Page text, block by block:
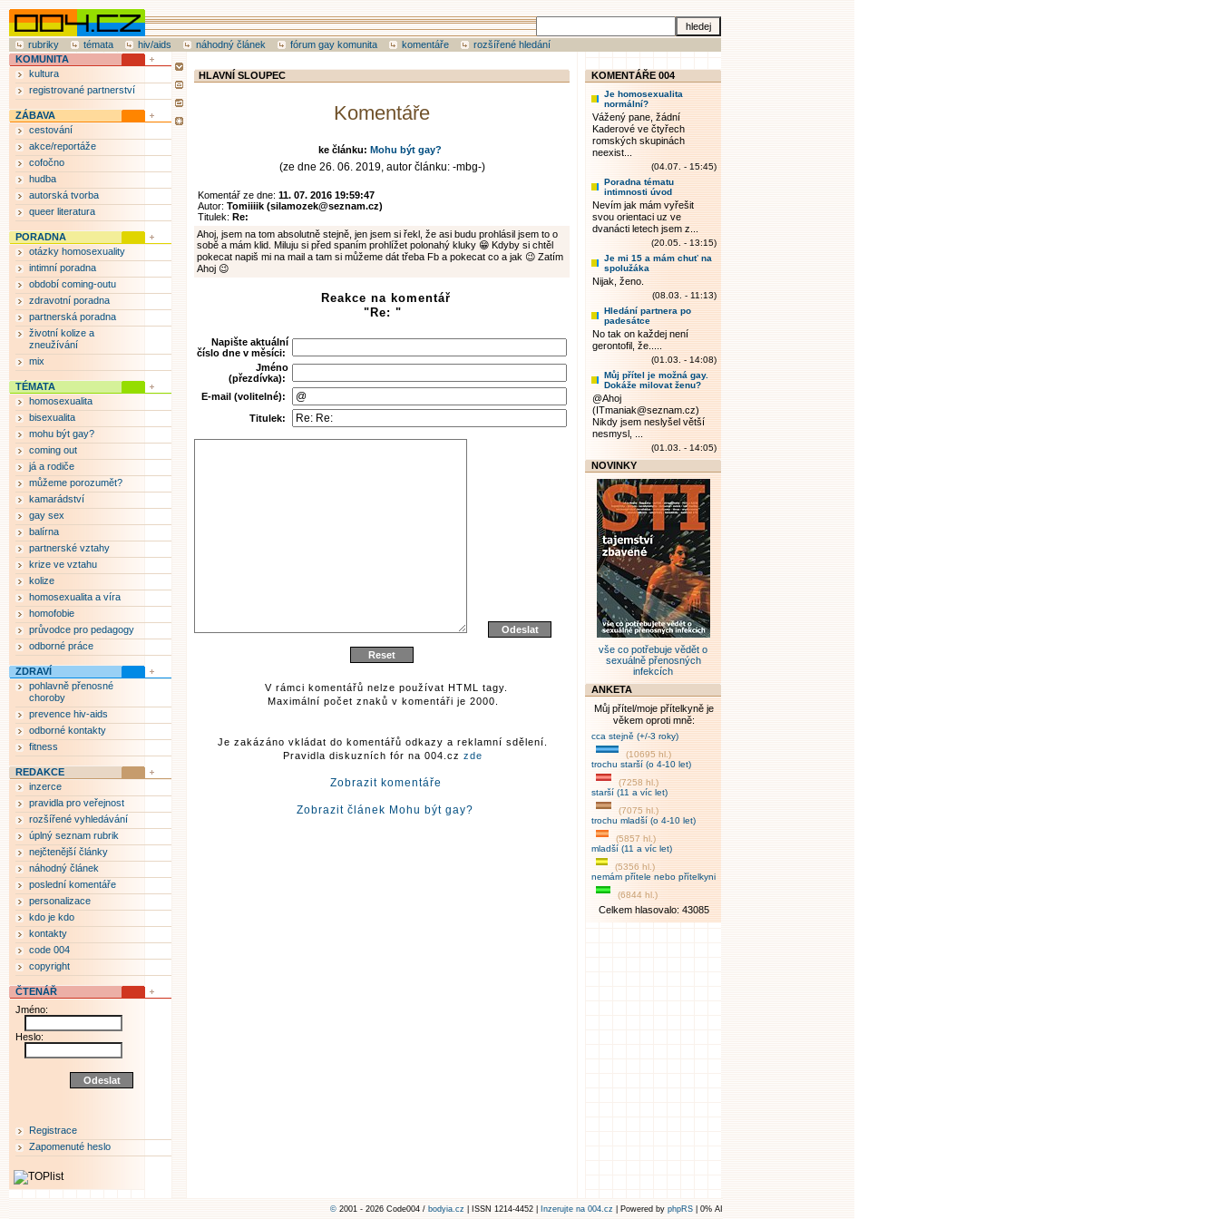
rubriky témata hiv/aids náhodný článek fórum gay komunita komentáře rozšířené hledání
HLAVNÍ SLOUPEC
Komentáře
ke článku: Mohu být gay?
(ze dne 26. 06. 2019, autor článku: -mbg-)
Komentář ze dne: 11. 07. 2016 19:59:47
Autor: Tomiiiik (silamozek@seznam.cz)
Titulek: Re:
Ahoj, jsem na tom absolutně stejně, jen jsem si řekl, že asi budu prohlásil jsem to o
sobě a mám klid. Miluju si před spaním prohlížet polonahý kluky 😁 Kdyby si chtěl
pokecat napiš mi na mail a tam si můžeme dát třeba Fb a pokecat co a jak 😉 Zatím
Ahoj 😉
Reakce na komentář
"Re: "
Napište aktuální
číslo dne v měsíci:
Jméno
(přezdívka):
E-mail (volitelné):
Titulek:
V rámci komentářů nelze používat HTML tagy.
Maximální počet znaků v komentáři je 2000.
Je zakázáno vkládat do komentářů odkazy a reklamní sdělení.
Pravidla diskuzních fór na 004.cz zde
Zobrazit komentáře
Zobrazit článek Mohu být gay?
KOMUNITA
kultura
registrované partnerství
ZÁBAVA
cestování
akce/reportáže
cofočno
hudba
autorská tvorba
queer literatura
PORADNA
otázky homosexuality
intimní poradna
období coming-outu
zdravotní poradna
partnerská poradna
životní kolize a
zneužívání
mix
TÉMATA
homosexualita
bisexualita
mohu být gay?
coming out
já a rodiče
můžeme porozumět?
kamarádství
gay sex
balírna
partnerské vztahy
krize ve vztahu
kolize
homosexualita a víra
homofobie
průvodce pro pedagogy
odborné práce
ZDRAVÍ
pohlavně přenosné
choroby
prevence hiv-aids
odborné kontakty
fitness
REDAKCE
inzerce
pravidla pro veřejnost
rozšířené vyhledávání
úplný seznam rubrik
nejčtenější články
náhodný článek
poslední komentáře
personalizace
kdo je kdo
kontakty
code 004
copyright
ČTENÁŘ
Jméno:
Heslo:
Registrace
Zapomenuté heslo
KOMENTÁŘE 004
Je homosexualita
normální?
Vážený pane, žádní
Kaderové ve čtyřech
romských skupinách
neexist...
(04.07. - 15:45)
Poradna tématu
intimnosti úvod
Nevím jak mám vyřešit
svou orientaci uz ve
dvanácti letech jsem z...
(20.05. - 13:15)
Je mi 15 a mám chuť na
spolužáka
Nijak, ženo.
(08.03. - 11:13)
Hledání partnera po
padesátce
No tak on každej není
gerontofil, že.....
(01.03. - 14:08)
Můj přítel je možná gay.
Dokáže milovat ženu?
@Ahoj
(ITmaniak@seznam.cz)
Nikdy jsem neslyšel větší
nesmysl, ...
(01.03. - 14:05)
NOVINKY
vše co potřebuje vědět o
sexuálně přenosných
infekcích
ANKETA
Můj přítel/moje přítelkyně je
věkem oproti mně:
cca stejně (+/-3 roky)
(10695 hl.)
trochu starší (o 4-10 let)
(7258 hl.)
starší (11 a víc let)
(7075 hl.)
trochu mladší (o 4-10 let)
(5857 hl.)
mladší (11 a víc let)
(5356 hl.)
nemám přítele nebo přítelkyni
(6844 hl.)
Celkem hlasovalo: 43085
© 2001 - 2026 Code004 / bodyia.cz | ISSN 1214-4452 | Inzerujte na 004.cz | Powered by phpRS | 0% AI